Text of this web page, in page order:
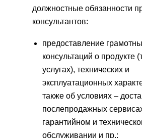
должностные обязанности
консультантов:
предоставление
консультаций о продукте
услугах), технических и
эксплуатационных
также об условиях –
послепродажных
гарантийном и
обслуживании и пр.;